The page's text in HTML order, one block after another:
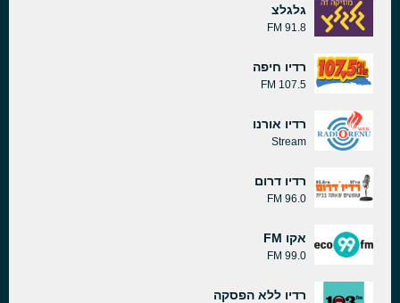
גלגלצ
91.8 FM
רדיו חיפה
107.5 FM
רדיו אורנו
Stream
רדיו דרום
96.0 FM
אקו FM
99.0 FM
רדיו ללא הפסקה